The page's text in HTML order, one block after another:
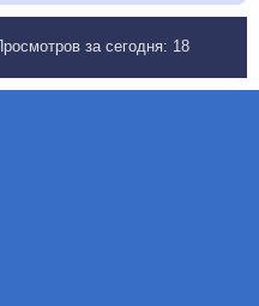
Просмотров за сегодня: 18